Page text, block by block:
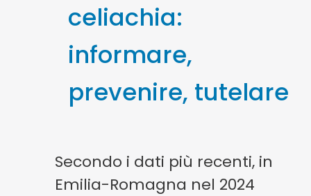
celiachia:
informare,
prevenire, tutelare
Secondo i dati più recenti, in
Emilia-Romagna nel 2024